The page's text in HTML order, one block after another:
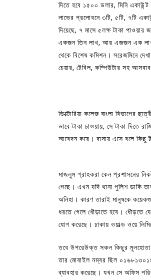
দিতে হবে ১৫০০ ডলার, মিনি
লাভের প্রলোবনে ৩টি, ৫টি, ৭টি
দিয়েছে, ৭ মাসে ৫লক্ষ টাকা
একজন তিন লাখ, আর এজজন এক লাখ
থেকে বিশেষ কমিশন। সরেজমিনে
চেয়ার, টেবিল, কম্পিউটার সহ আসবাব
ভিক্টোরিয়া কলেজ বাংলা বিভাগের
ভাবে টাকা চাওয়ায়, সে টাকা দিতে
আবেদন করে। বাসায় এসে বলে কিছু
মাজলুম গ্রাহকরা কেন প্রশাসনের
গেছে। এখন যদি থানা পুলিশ ডাকি
অনিহা। কারণ তারাই মানুষকে
ধরতে গেলে ধৌড়াতে হবে। ধৌড়তে
যোগ করেছে। ঢাকায় ওয়াল্ড ওয়ে
তবে উপরেউক্ত সকল কিছুর মূলহোতা
তার মোবাইল নম্বর ছিল
ব্যাবহার করেছে। যখন সে অফিস